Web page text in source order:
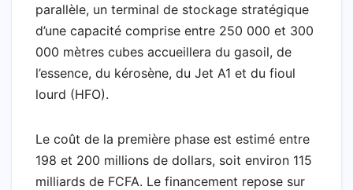
parallèle, un terminal de stockage stratégique
d’une capacité comprise entre 250 000 et 300
000 mètres cubes accueillera du gasoil, de
l’essence, du kérosène, du Jet A1 et du fioul
lourd (HFO).
Le coût de la première phase est estimé entre
198 et 200 millions de dollars, soit environ 115
milliards de FCFA. Le financement repose sur